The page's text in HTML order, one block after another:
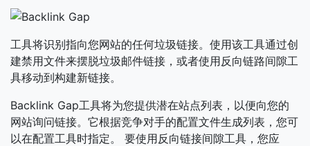
工具将识别指向您网站的任何垃圾链接。使用该工具通过创
建禁用文件来摆脱垃圾邮件链接，或者使用反向链路间隙工
具移动到构建新链接。
Backlink Gap工具​​将为您提供潜在站点列表，以便向您的
网站询问链接。它根据竞争对手的配置文件生成列表，您可
以在配置工具时指定。 要使用反向链接间隙工具，您应